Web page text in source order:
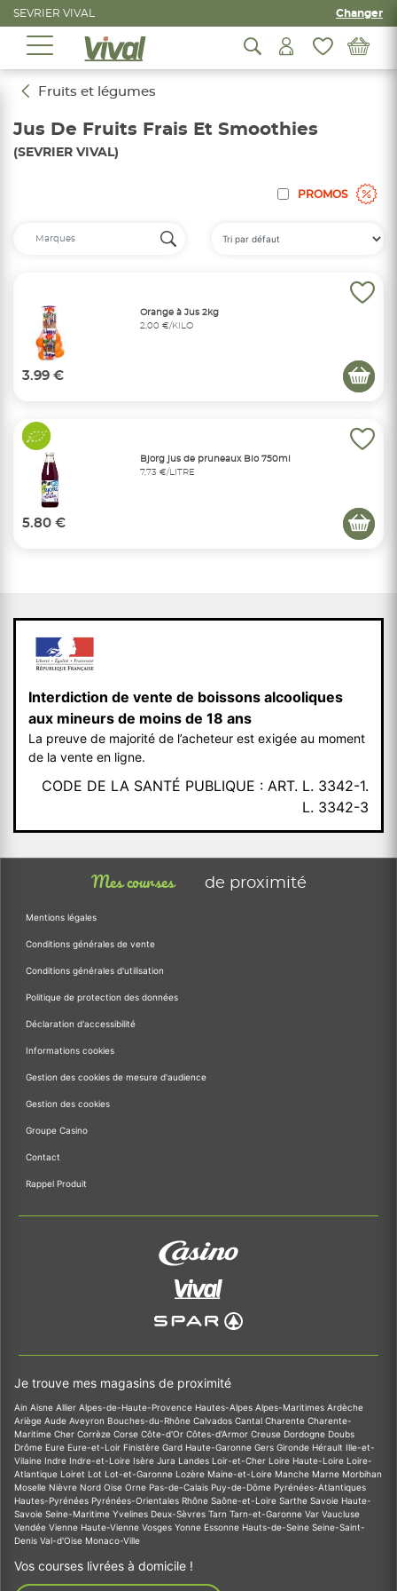
SEVRIER VIVAL Changer
Fruits et légumes
Jus De Fruits Frais Et Smoothies
(SEVRIER VIVAL)
PROMOS
Orange à Jus 2kg
2,00 €/KILO
3.99 €
Bjorg jus de pruneaux Bio 750ml
7,73 €/LITRE
5.80 €
Interdiction de vente de boissons alcooliques
aux mineurs de moins de 18 ans
La preuve de majorité de l’acheteur est exigée au moment
de la vente en ligne.
CODE DE LA SANTÉ PUBLIQUE : ART. L. 3342-1.
L. 3342-3
Mes courses de proximité
Mentions légales
Conditions générales de vente
Conditions générales d'utilisation
Politique de protection des données
Déclaration d'accessibilité
Informations cookies
Gestion des cookies de mesure d'audience
Gestion des cookies
Groupe Casino
Contact
Rappel Produit
Je trouve mes magasins de proximité
Ain Aisne Allier Alpes-de-Haute-Provence Hautes-Alpes Alpes-Maritimes Ardèche
Ariège Aude Aveyron Bouches-du-Rhône Calvados Cantal Charente Charente-
Maritime Cher Corrèze Corse Côte-d'Or Côtes-d'Armor Creuse Dordogne Doubs
Drôme Eure Eure-et-Loir Finistère Gard Haute-Garonne Gers Gironde Hérault Ille-et-
Vilaine Indre Indre-et-Loire Isère Jura Landes Loir-et-Cher Loire Haute-Loire Loire-
Atlantique Loiret Lot Lot-et-Garonne Lozère Maine-et-Loire Manche Marne Morbihan
Moselle Nièvre Nord Oise Orne Pas-de-Calais Puy-de-Dôme Pyrénées-Atlantiques
Hautes-Pyrénées Pyrénées-Orientales Rhône Saône-et-Loire Sarthe Savoie Haute-
Savoie Seine-Maritime Yvelines Deux-Sèvres Tarn Tarn-et-Garonne Var Vaucluse
Vendée Vienne Haute-Vienne Vosges Yonne Essonne Hauts-de-Seine Seine-Saint-
Denis Val-d'Oise Monaco-Ville
Vos courses livrées à domicile !